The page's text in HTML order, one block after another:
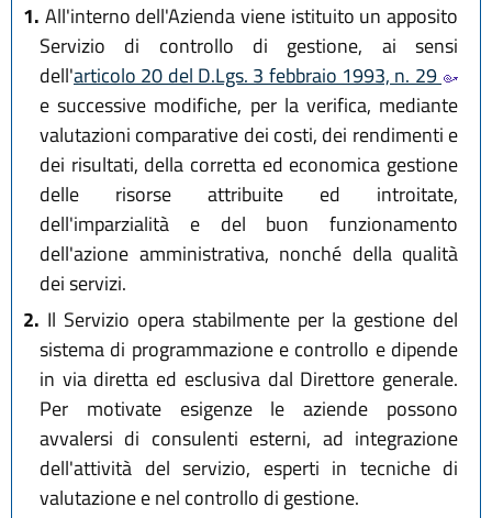
1. All'interno dell'Azienda viene istituito un apposito
Servizio di controllo di gestione, ai sensi
dell'articolo 20 del D.Lgs. 3 febbraio 1993, n. 29
e successive modifiche, per la verifica, mediante
valutazioni comparative dei costi, dei rendimenti e
dei risultati, della corretta ed economica gestione
delle risorse attribuite ed introitate,
dell'imparzialità e del buon funzionamento
dell'azione amministrativa, nonché della qualità
dei servizi.
2. Il Servizio opera stabilmente per la gestione del
sistema di programmazione e controllo e dipende
in via diretta ed esclusiva dal Direttore generale.
Per motivate esigenze le aziende possono
avvalersi di consulenti esterni, ad integrazione
dell'attività del servizio, esperti in tecniche di
valutazione e nel controllo di gestione.